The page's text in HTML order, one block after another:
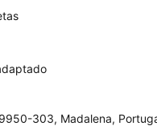
303, Madalena,